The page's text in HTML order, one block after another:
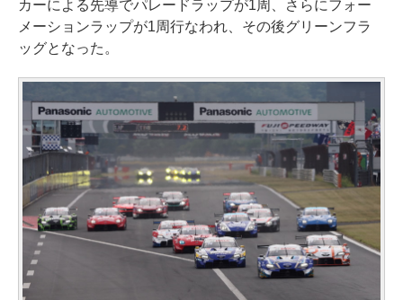
カーによる先導でパレードラップが1周、さらにフォー
メーションラップが1周行なわれ、その後グリーンフラ
ッグとなった。